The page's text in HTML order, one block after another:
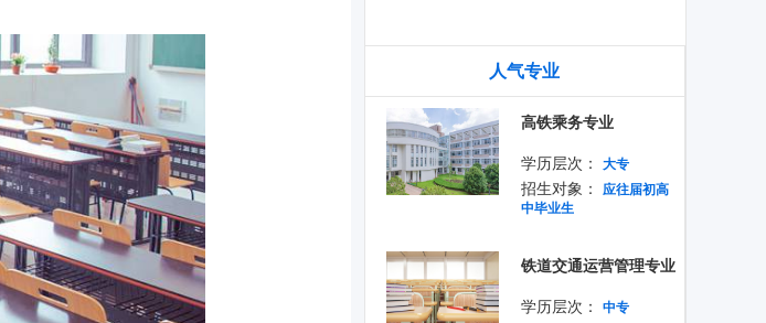
人气专业
高铁乘务专业
学历层次： 大专
招生对象： 应往届初高
中毕业生
铁道交通运营管理专业
学历层次： 中专